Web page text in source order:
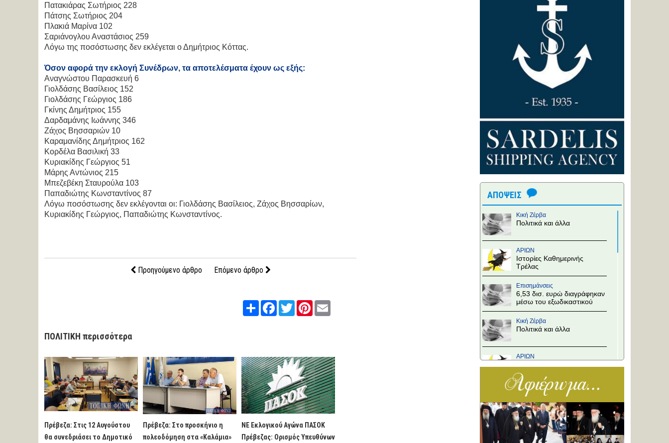
Πατακιάρας Σωτήριος 228
Πάτσης Σωτήριος 204
Πλακιά Μαρίνα 102
Σαριάνογλου Αναστάσιος 259
Λόγω της ποσόστωσης δεν εκλέγεται ο Δημήτριος Κόττας.
Όσον αφορά την εκλογή Συνέδρων, τα αποτελέσματα έχουν ως εξής:
Αναγνώστου Παρασκευή 6
Γιολδάσης Βασίλειος 152
Γιολδάσης Γεώργιος 186
Γκίνης Δημήτριος 155
Δαρδαμάνης Ιωάννης 346
Ζάχος Βησσαριών 10
Καραμανίδης Δημήτριος 162
Κορδέλα Βασιλική 33
Κυριακίδης Γεώργιος 51
Μάρης Αντώνιος 215
Μπεζεβέκη Σταυρούλα 103
Παπαδιώτης Κωνσταντίνος 87
Λόγω ποσόστωσης δεν εκλέγονται οι: Γιολδάσης Βασίλειος, Ζάχος Βησσαρίων,
Κυριακίδης Γεώργιος, Παπαδιώτης Κωνσταντίνος.
Προηγούμενο άρθρο Επόμενο άρθρο
Share FacebookTwitterPinterest
ΠΟΛΙΤΙΚΗ περισσότερα
Πρέβεζα: Στις 12 Αυγούστου
θα συνεδριάσει το Δημοτικό
Πρέβεζα: Στο προσκήνιο η
πολεοδόμηση στα «Καλάμια»
ΝΕ Εκλογικού Αγώνα ΠΑΣΟΚ
Πρέβεζας: Ορισμός Υπευθύνων
ΑΠΟΨΕΙΣ
Κική Ζέρβα
Πολιτικά και άλλα
ΑΡΙΩΝ
Ιστορίες Καθημερινής
Τρέλας
Επισημάνσεις
6,53 δισ. ευρώ διαγράφηκαν
μέσω του εξωδικαστικού
Κική Ζέρβα
Πολιτικά και άλλα
ΑΡΙΩΝ
Τρέλας
Επισημάνσεις
στους κόμβους!
Κική Ζέρβα
Πολιτικά και άλλα